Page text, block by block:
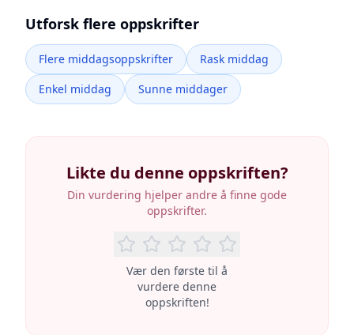
Utforsk flere oppskrifter
Flere middagsoppskrifter
Rask middag
Enkel middag
Sunne middager
Likte du denne oppskriften?
Din vurdering hjelper andre å finne gode
oppskrifter.
Vær den første til å
vurdere denne
oppskriften!